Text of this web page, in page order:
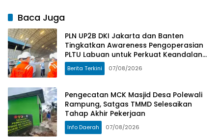
Lantai SD Negeri
Polewali
1311/Morowali
Kodim
1311/Morowali
Baca Juga
PLN UP2B DKI Jakarta dan Banten
Tingkatkan Awareness Pengoperasian
PLTU Labuan untuk Perkuat Keandalan
Pasokan Listrik
Berita Terkini 07/08/2026
Pengecatan MCK Masjid Desa Polewali
Rampung, Satgas TMMD Selesaikan
Tahap Akhir Pekerjaan
Info Daerah 07/08/2026